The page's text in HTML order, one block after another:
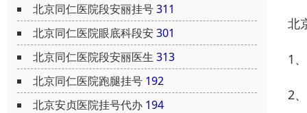
北京同仁医院段安丽挂号311
北京同仁医院眼底科段安301
北京同仁医院段安丽医生 313
北京同仁医院跑腿挂号 192
北京安贞医院挂号代办 194
北
1
2